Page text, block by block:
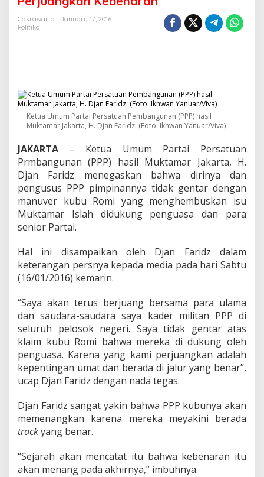
F
a
a
m
i
T
d
a
G
e
n
e
r
j
u
n
g
k
a
n
K
e
b
n
a
r
Cakrawarta
January 17, 2016
Politika
Ketua Umum Partai Persatuan Pembangunan (PPP) hasil
Muktamar Jakarta, H. Djan Faridz. (Foto: Ikhwan Yanuar/Viva)
JAKARTA – Ketua Umum Partai Persatuan
Prmbangunan (PPP) hasil Muktamar Jakarta, H.
Djan Faridz menegaskan bahwa dirinya dan
pengusus PPP pimpinannya tidak gentar dengan
manuver kubu Romi yang menghembuskan isu
Muktamar Islah didukung penguasa dan para
senior Partai.
Hal ini disampaikan oleh Djan Faridz dalam
keterangan persnya kepada media pada hari Sabtu
(16/01/2016) kemarin.
“Saya akan terus berjuang bersama para ulama
dan saudara-saudara saya kader militan PPP di
seluruh pelosok negeri. Saya tidak gentar atas
klaim kubu Romi bahwa mereka di dukung oleh
penguasa. Karena yang kami perjuangkan adalah
kepentingan umat dan berada di jalur yang benar”,
ucap Djan Faridz dengan nada tegas.
Djan Faridz sangat yakin bahwa PPP kubunya akan
memenangkan karena mereka meyakini berada
trackyang benar.
“Sejarah akan mencatat itu bahwa kebenaran itu
akan menang pada akhirnya,” imbuhnya.